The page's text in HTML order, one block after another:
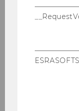
Ein Re­port
öko­no­mie und
se on
14. Jänner 2020
Bachelor